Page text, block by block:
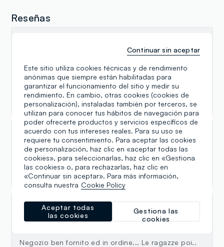
Reseñas
Le commesse sono super disponibili ad aiutarti e ci
sono una vasta serie di vestiti negozio bene fornito
vi lo Consiglio 🩷
carlo payne
12.10.2024
Gentilezza ,cortesia , vasto e bell'assortimento.
Sara Bonelli
Negozio ben fornito ed in ordine... Le ragazze poi..
Este sitio utiliza cookies técnicas y de rendimiento
anónimas que siempre están habilitadas para
garantizar el funcionamiento del sitio y medir su
rendimiento. En cambio, otras cookies (cookies de
personalización), instaladas también por terceros, se
utilizan para conocer tus hábitos de navegación para
poder ofrecerte productos y servicios específicos de
acuerdo con tus intereses reales. Para su uso se
requiere tu consentimiento. Para aceptar las cookies
de personalización, haz clic en «aceptar todas las
cookies», para seleccionarlas, haz clic en «Gestiona
las cookies» o, para rechazarlas, haz clic en
«Continuar sin aceptar». Para más información,
consulta nuestra Cookie Policy
Gestiona las
cookies
Aceptar todas
las cookies
Continuar sin aceptar